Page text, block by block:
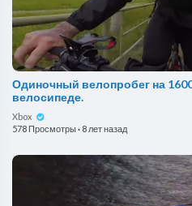
Одиночный велопробег на
велосипеде.
Xbox
578 Просмотры· 8 лет назад